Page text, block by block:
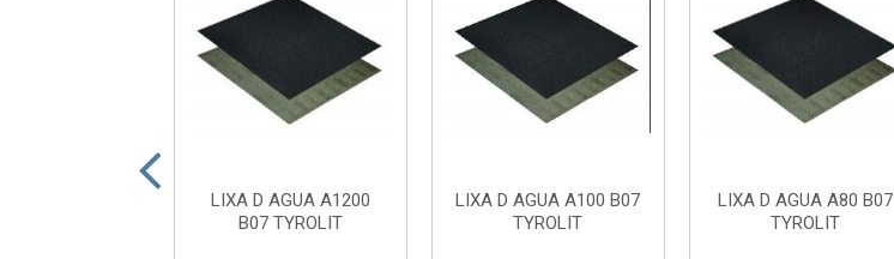
LIXA D AGUA A1200
B07 TYROLIT
LIXA D AGUA A100 B07
TYROLIT
LIXA D AGUA A80 B07
TYROLIT